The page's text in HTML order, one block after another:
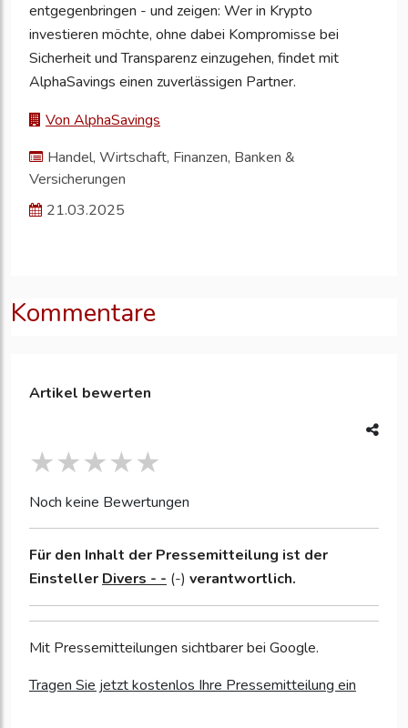
entgegenbringen - und zeigen: Wer in Krypto
investieren möchte, ohne dabei Kompromisse bei
Sicherheit und Transparenz einzugehen, findet mit
AlphaSavings einen zuverlässigen Partner.
Von AlphaSavings
Handel, Wirtschaft, Finanzen, Banken &
Versicherungen
21.03.2025
Kommentare
Artikel bewerten
Noch keine Bewertungen
Für den Inhalt der Pressemitteilung ist der
Einsteller Divers - - (-) verantwortlich.
Mit Pressemitteilungen sichtbarer bei Google.
Tragen Sie jetzt kostenlos Ihre Pressemitteilung ein